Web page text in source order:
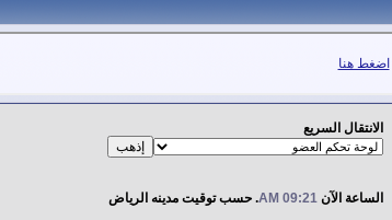
اضغط هنا
الانتقال السريع
الساعة الآن09:21 AM . حسب توقيت مدينه الرياض